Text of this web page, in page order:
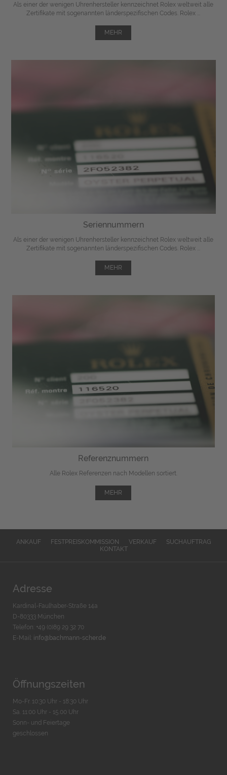
Als einer der wenigen Uhrenhersteller kennzeichnet Rolex weltweit alle
Zertifikate mit sogenannten länderspezifischen Codes. Rolex ...
MEHR
Seriennummern
Als einer der wenigen Uhrenhersteller kennzeichnet Rolex weltweit alle
Zertifikate mit sogenannten länderspezifischen Codes. Rolex ...
MEHR
Referenznummern
Alle Rolex Referenzen nach Modellen sortiert.
MEHR
ANKAUF FESTPREISKOMMISSION VERKAUF
SUCHAUFTRAG
KONTAKT
Adresse
Kardinal-Faulhaber-Straße 14a
D-80333 München
Telefon: +49 (0)89 29 32 70
E-Mail: info@bachmann-scher.de
Öffnungszeiten
Mo-Fr. 10:30 Uhr - 18:30 Uhr
Sa. 11:00 Uhr - 15.00 Uhr
Sonn- und Feiertage
geschlossen